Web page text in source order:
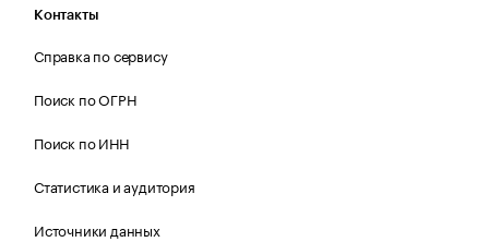
Контакты
Справка по сервису
Поиск по ОГРН
Поиск по ИНН
Статистика и аудитория
Источники данных